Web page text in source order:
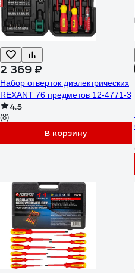
2 369 ₽
Набор отверток диэлектрических
REXANT 76 предметов 12-4771-3
4.5
(8)
В корзину